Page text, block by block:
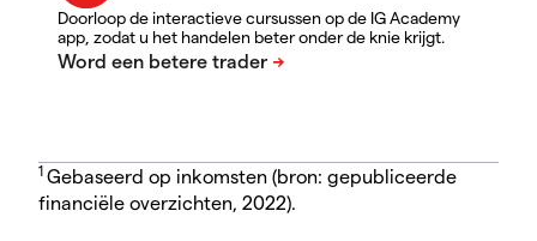
Doorloop de interactieve cursussen op de IG Academy
app, zodat u het handelen beter onder de knie krijgt.
1 Gebaseerd op inkomsten (bron: gepubliceerde
financiële overzichten, 2022).